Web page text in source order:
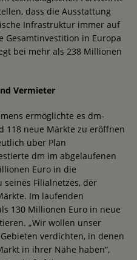
dass die Ausstattung
Infrastruktur immer auf
Gesamtinvestition in Europa
bei mehr als 238 Millionen
Vermieter
ermöglichte es dm-
118 neue Märkte zu eröffnen
über Plan
dm im abgelaufenen
Euro in die
seines Filialnetzes, der
Im laufenden
130 Millionen Euro in neue
„Wir wollen unser
verdichten, in denen
in ihrer Nähe haben“,